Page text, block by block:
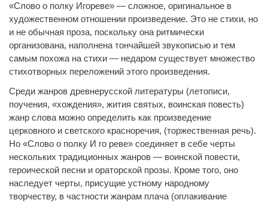
«Слово о полку Игореве» — сложное, оригинальное в
художественном отношении произведение. Это не стихи, но
и не обычная проза, поскольку она ритмически
организована, наполнена тончайшей звукописью и тем
самым похожа на стихи — недаром существует множество
стихотворных переложений этого произведения.
Среди жанров древнерусской литературы (летописи,
поучения, «хождения», жития святых, воинская повесть)
жанр слова можно определить как произведение
церковного и светского красноречия, (торжественная речь).
Но «Слово о полку И го реве» соединяет в себе черты
нескольких традиционных жанров — воинской повести,
героической песни и ораторской прозы. Кроме того, оно
наследует черты, присущие устному народному
творчеству, в частности жанрам плача (оплакивание